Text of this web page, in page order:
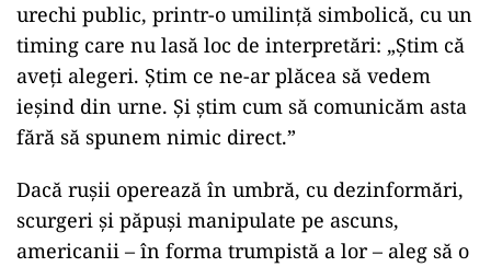
urechi public, printr-o umilință simbolică, cu un
timing care nu lasă loc de interpretări: „Știm că
aveți alegeri. Știm ce ne-ar plăcea să vedem
ieșind din urne. Și știm cum să comunicăm asta
fără să spunem nimic direct.”
Dacă rușii operează în umbră, cu dezinformări,
scurgeri și păpuși manipulate pe ascuns,
americanii – în forma trumpistă a lor – aleg să o